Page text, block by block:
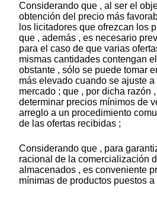
Considerando que , al ser el
obtención del precio más
los licitadores que ofrezcan los
que , además , es necesario
para el caso de que varias
mismas cantidades contengan
obstante , sólo se puede tomar
más elevado cuando se ajuste
mercado ; que , por dicha razón
determinar precios mínimos de
arreglo a un procedimiento
de las ofertas recibidas ;
Considerando que , para
racional de la comercialización
almacenados , es conveniente
mínimas de productos puestos a